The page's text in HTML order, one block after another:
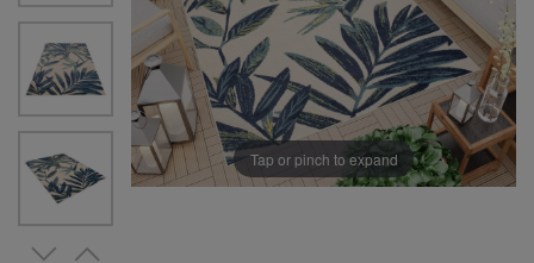
Tap or pinch to expand